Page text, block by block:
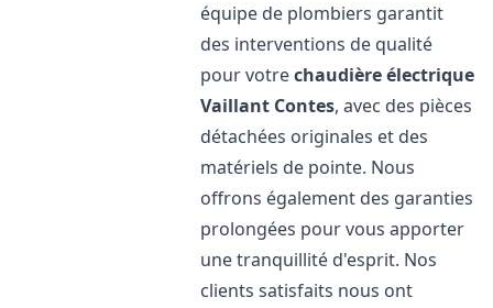
équipe de plombiers garantit
des interventions de qualité
pour votrechaudière électrique
Vaillant Contes, avec des pièces
détachées originales et des
matériels de pointe. Nous
offrons également des garanties
prolongées pour vous apporter
une tranquillité d'esprit. Nos
clients satisfaits nous ont